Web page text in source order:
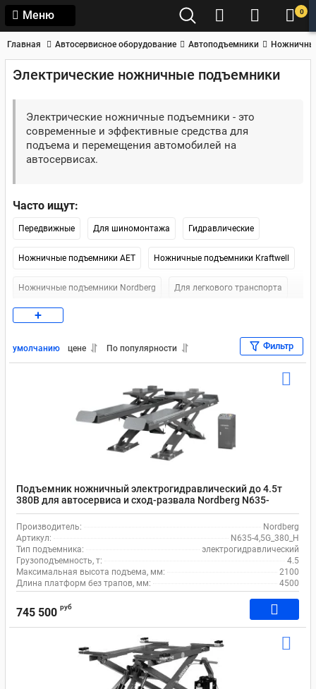
Меню 0
Главная Автосервисное оборудование Автоподъемники
Электрические ножничные подъемники
Электрические ножничные подъемники - это
современные и эффективные средства для
подъема и перемещения автомобилей на
автосервисах.
Часто ищут:
Передвижные Для шиномонтажа Гидравлические
Ножничные подъемники AET Ножничные подъемники Kraftwell
Ножничные подъемники Nordberg Для легкового транспорта
Для гаража
Москва (наличие)
+
умолчанию цене По популярности Фильтр
Подъемник ножничный электрогидравлический до 4.5т
380В для автосервиса и сход-развала Nordberg N635-
4,5G_380_H
Производитель:
Nordberg
Артикул:
N635-4,5G_380_H
Тип подъемника:
электрогидравлический
Грузоподъемность, т:
4.5
Максимальная высота подъема, мм:
2100
Длина платформ без трапов, мм:
4500
745 500 руб